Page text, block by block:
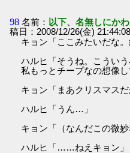
98 名前： 以下、名無しにか
稿日：2008/12/26(金)
キョン「ここみたいだな
ハルヒ「そうね。こうい
私もっとチープなの想像し
キョン「まあクリスマス
ハルヒ「うん…」
キョン「（なんだこの微
ハルヒ「……ねえキョン」